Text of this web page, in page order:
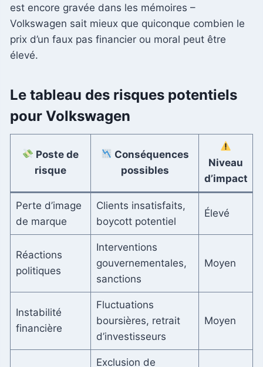
est encore gravée dans les mémoires –
Volkswagen sait mieux que quiconque combien le
prix d’un faux pas financier ou moral peut être
élevé.
Le tableau des risques potentiels
pour Volkswagen
Poste de
risque
Conséquences
possibles
Niveau
d’impact
Perte d’image
de marque
Clients insatisfaits,
boycott potentiel
Élevé
Réactions
politiques
Interventions
gouvernementales,
sanctions
Moyen
Instabilité
financière
Fluctuations
boursières, retrait
d’investisseurs
Moyen
Exclusion de